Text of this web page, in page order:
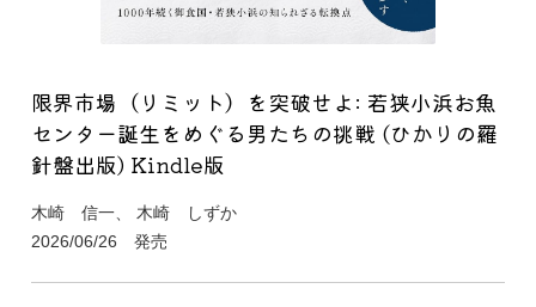
限界市場（リミット）を突破せよ: 若狭小浜お魚
センター誕生をめぐる男たちの挑戦 (ひかりの羅
針盤出版) Kindle版
木崎 信一、 木崎 しずか
2026/06/26 発売